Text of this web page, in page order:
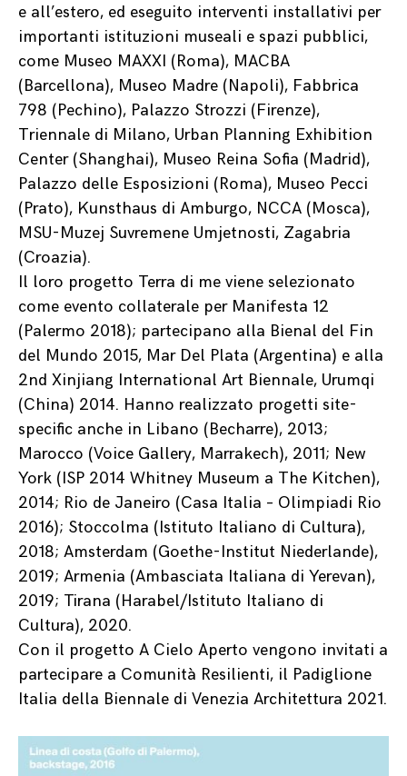
e all’estero, ed eseguito interventi installativi per
importanti istituzioni museali e spazi pubblici,
come Museo MAXXI (Roma), MACBA
(Barcellona), Museo Madre (Napoli), Fabbrica
798 (Pechino), Palazzo Strozzi (Firenze),
Triennale di Milano, Urban Planning Exhibition
Center (Shanghai), Museo Reina Sofia (Madrid),
Palazzo delle Esposizioni (Roma), Museo Pecci
(Prato), Kunsthaus di Amburgo, NCCA (Mosca),
MSU-Muzej Suvremene Umjetnosti, Zagabria
(Croazia).
Il loro progetto Terra di me viene selezionato
come evento collaterale per Manifesta 12
(Palermo 2018); partecipano alla Bienal del Fin
del Mundo 2015, Mar Del Plata (Argentina) e alla
2nd Xinjiang International Art Biennale, Urumqi
(China) 2014. Hanno realizzato progetti site-
specific anche in Libano (Becharre), 2013;
Marocco (Voice Gallery, Marrakech), 2011; New
York (ISP 2014 Whitney Museum a The Kitchen),
2014; Rio de Janeiro (Casa Italia – Olimpiadi Rio
2016); Stoccolma (Istituto Italiano di Cultura),
2018; Amsterdam (Goethe-Institut Niederlande),
2019; Armenia (Ambasciata Italiana di Yerevan),
2019; Tirana (Harabel/Istituto Italiano di
Cultura), 2020.
Con il progetto A Cielo Aperto vengono invitati a
partecipare a Comunità Resilienti, il Padiglione
Italia della Biennale di Venezia Architettura 2021.